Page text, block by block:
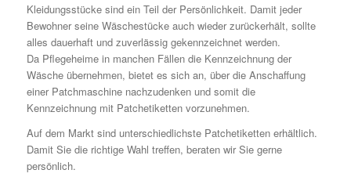
Kleidungsstücke sind ein Teil der Persönlichkeit. Damit jeder
Bewohner seine Wäschestücke auch wieder zurückerhält, sollte
alles dauerhaft und zuverlässig gekennzeichnet werden.
Da Pflegeheime in manchen Fällen die Kennzeichnung der
Wäsche übernehmen, bietet es sich an, über die Anschaffung
einer Patchmaschine nachzudenken und somit die
Kennzeichnung mit Patchetiketten vorzunehmen.
Auf dem Markt sind unterschiedlichste Patchetiketten erhältlich.
Damit Sie die richtige Wahl treffen, beraten wir Sie gerne
persönlich.